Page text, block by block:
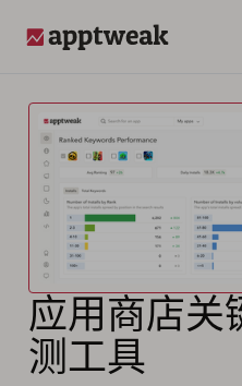
应用商店关
测工具